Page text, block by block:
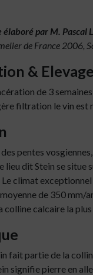
par M. Pascal
de France 2006,
& Elevage
de 3
filtration le vin est
pentes
lieu dit Stein se situe
Le climat
de 350 mm/
colline calcaire la plus
fait partie de la
signifie pierre en